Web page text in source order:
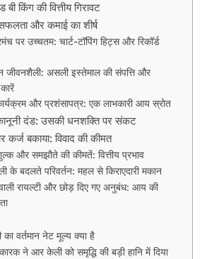
किंग की वित्तीय गिरावट
और कमाई का शीर्ष
पर उच्चतम: चार्ट-टॉपिंग हिट्स और रिकॉर्ड
जीवनशैली: असली इस्तेमाल की संपत्ति और
और प्रशंसापत्र: एक लाभकारी आय स्रोत
दंड: उसकी धनशक्ति पर संकट
कर्ज बकाया: विवाद की कीमत
और समझौते की कीमतें: वित्तीय प्रभाव
के बदलते परिवर्तन: महल से किराएदारी मकान
वाली रायल्टी और छोड़ दिए गए अनुबंध: आय की
वर्तमान नेट मूल्य क्या है
ने आर केली को समृद्धि की बड़ी हानि में दिया